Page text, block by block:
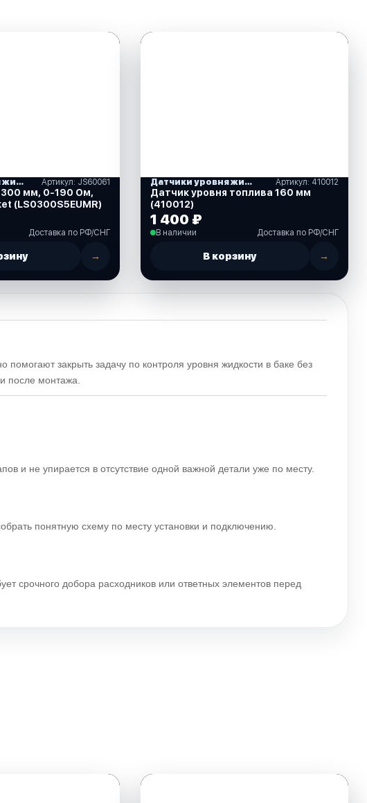
Датчики уровня жидкости Артикул: JS60061
300 мм, 0-190 Ом,
(LS0300S5EUMR)
Доставка по РФ/СНГ
→
Датчики уровня жидкости Артикул: 410012
Датчик уровня топлива 160 мм
(410012)
1 400 ₽
В наличии Доставка по РФ/СНГ
В корзину →
закрыть задачу по контроля уровня жидкости в баке без
после монтажа.
и не упирается в отсутствие одной важной детали уже по месту.
понятную схему по месту установки и подключению.
срочного добора расходников или ответных элементов перед